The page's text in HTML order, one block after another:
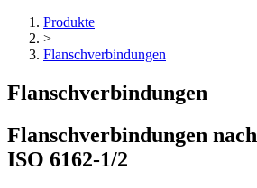
Produkte
>
Flanschverbindungen
Flansch­verbindungen
Flansch­verbindungen
ISO 6162-1/2